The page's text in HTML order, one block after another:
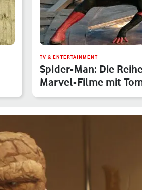
TV & ENTERTAINMENT
Spider-Man: Die
Marvel-Filme mit